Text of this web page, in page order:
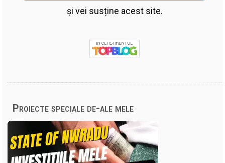
și vei susține acest site.
Proiecte speciale de-ale mele